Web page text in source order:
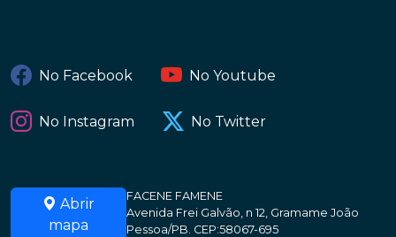
No Facebook No Youtube
No Instagram No Twitter
Abrir
mapa
FACENE FAMENE
Avenida Frei Galvão, n 12, Gramame João
Pessoa/PB. CEP:58067-695